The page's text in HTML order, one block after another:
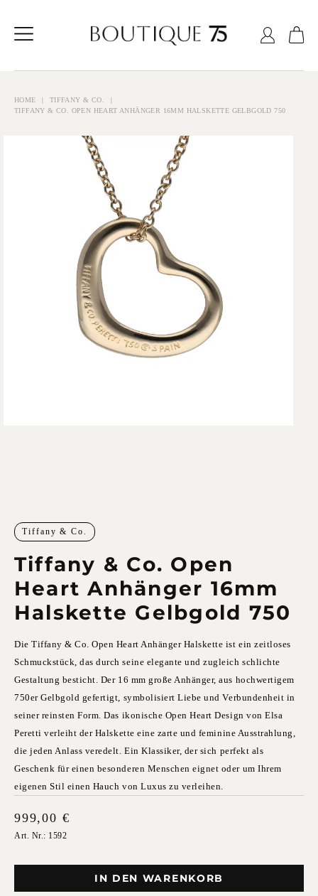
springen
HOME
TIFFANY & CO.
TIFFANY & CO. OPEN HEART ANHÄNGER 16MM HALSKETTE GELBGOLD 750
Tiffany & Co.
Tiffany & Co. Open
Heart Anhänger 16mm
Halskette Gelbgold 750
Die Tiffany & Co. Open Heart Anhänger Halskette ist ein zeitloses
Schmuckstück, das durch seine elegante und zugleich schlichte
Gestaltung besticht. Der 16 mm große Anhänger, aus hochwertigem
750er Gelbgold gefertigt, symbolisiert Liebe und Verbundenheit in
seiner reinsten Form. Das ikonische Open Heart Design von Elsa
Peretti verleiht der Halskette eine zarte und feminine Ausstrahlung,
die jeden Anlass veredelt. Ein Klassiker, der sich perfekt als
Geschenk für einen besonderen Menschen eignet oder um Ihrem
eigenen Stil einen Hauch von Luxus zu verleihen.
999,00 €
Art. Nr.: 1592
IN DEN WARENKORB